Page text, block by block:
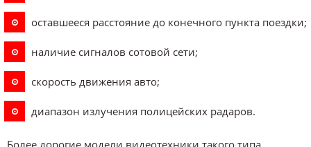
оставшееся расстояние до конечного пункта поездки;
наличие сигналов сотовой сети;
скорость движения авто;
диапазон излучения полицейских радаров.